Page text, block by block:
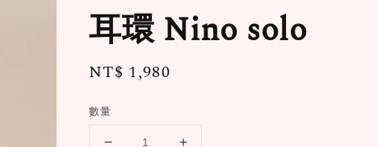
耳環 Nino solo
Regular
NT$ 1,980
數量